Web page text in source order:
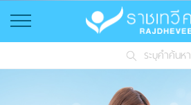
ระบุคำค้นหา